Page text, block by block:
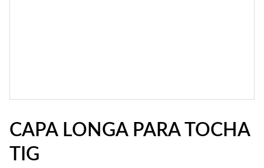
CAPA LONGA PARA TOCHA
TIG